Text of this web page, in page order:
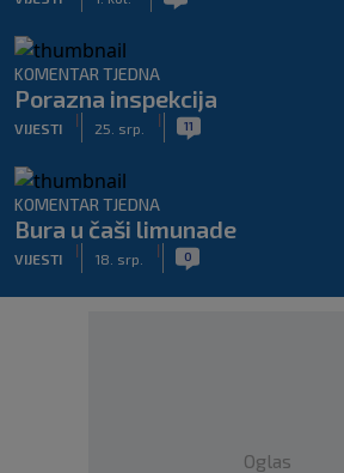
KOMENTAR TJEDNA
Porazna inspekcija
VIJESTI
|
25. srp.
| 11
KOMENTAR TJEDNA
Bura u čaši limunade
VIJESTI
|
18. srp.
| 0
Oglas